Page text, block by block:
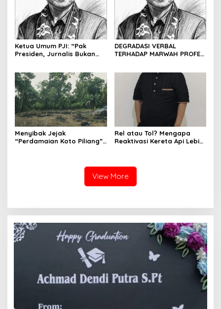
Ketua Umum PJI: “Pak
Presiden, Jurnalis Bukan
DEGRADASI VERBAL
TERHADAP MARWAH PROFESI
OKNUM ADVOKAT HOTMAN
PARIS HUTAPEA
Menyibak Jejak
“Perdamaian Koto Piliang”:
Rel atau Tol? Mengapa
Reaktivasi Kereta Api Lebih
View More